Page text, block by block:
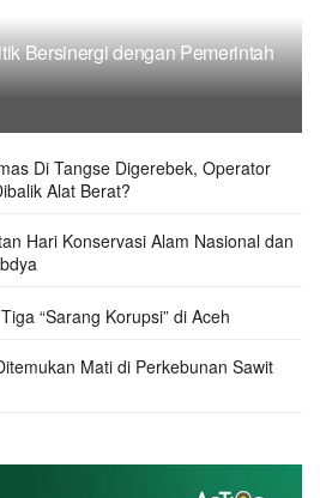
Bersinergi dengan Pemerintah
Di Tangse Digerebek, Operator
Alat Berat?
Hari Konservasi Alam Nasional dan
“Sarang Korupsi” di Aceh
Mati di Perkebunan Sawit